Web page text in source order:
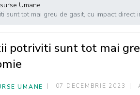
Umane
sunt tot mai greu de gasit, cu impact direct
potriviti sunt tot mai
UMANE 07 DECEMBRIE 2023